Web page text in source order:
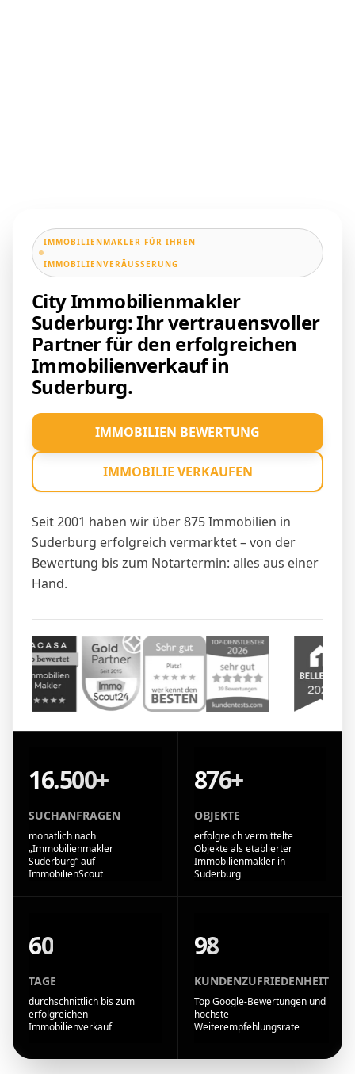
IMMOBILIENMAKLER FÜR IHREN
IMMOBILIENVERÄUSSERUNG
City Immobilienmakler
Suderburg: Ihr vertrauensvoller
Partner für den erfolgreichen
Immobilienverkauf in
Suderburg.
Seit 2001 haben wir über 875 Immobilien in
Suderburg erfolgreich vermarktet – von der
Bewertung bis zum Notartermin: alles aus einer
Hand.
IMMOBILIEN BEWERTUNG
IMMOBILIE VERKAUFEN
16.500+
SUCHANFRAGEN
monatlich nach
„Immobilienmakler
Suderburg“ auf
ImmobilienScout
876+
OBJEKTE
erfolgreich vermittelte
Objekte als etablierter
Immobilienmakler in
Suderburg
60
TAGE
durchschnittlich bis zum
erfolgreichen
Immobilienverkauf
98
KUNDENZUFRIEDENHEIT
Top Google-Bewertungen und
höchste
Weiterempfehlungsrate